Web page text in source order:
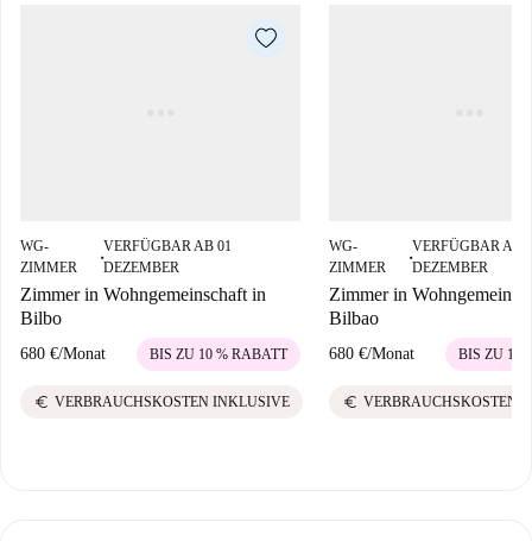
WG-
ZIMMER
■
VERFÜGBAR AB 01
DEZEMBER
Zimmer in Wohngemeinschaft in
Bilbo
680 €/Monat BIS ZU 10 % RABATT
euro VERBRAUCHSKOSTEN INKLUSIVE
WG-
ZIMMER
■
VERFÜGBAR AB
DEZEMBER
Zimmer in
Bilbao
680 €/Monat BIS ZU 10
euro VERBRAUCHSKOSTEN